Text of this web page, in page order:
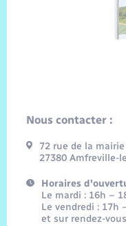
Nous contacter :
72 rue de la mairie
27380 Amfreville-
Horaires
Le mardi : 16h –
Le vendredi : 17h
et sur rendez-vous